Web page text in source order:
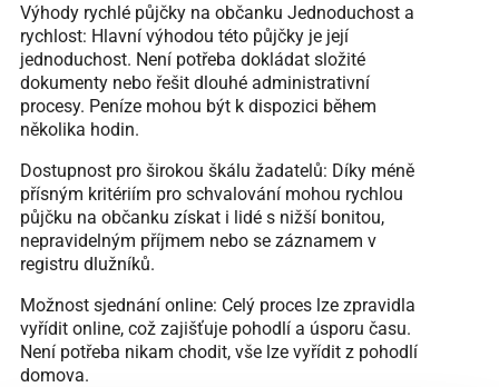
Výhody rychlé půjčky na občanku Jednoduchost a
rychlost: Hlavní výhodou této půjčky je její
jednoduchost. Není potřeba dokládat složité
dokumenty nebo řešit dlouhé administrativní
procesy. Peníze mohou být k dispozici během
několika hodin.
Dostupnost pro širokou škálu žadatelů: Díky méně
přísným kritériím pro schvalování mohou rychlou
půjčku na občanku získat i lidé s nižší bonitou,
nepravidelným příjmem nebo se záznamem v
registru dlužníků.
Možnost sjednání online: Celý proces lze zpravidla
vyřídit online, což zajišťuje pohodlí a úsporu času.
Není potřeba nikam chodit, vše lze vyřídit z pohodlí
domova.